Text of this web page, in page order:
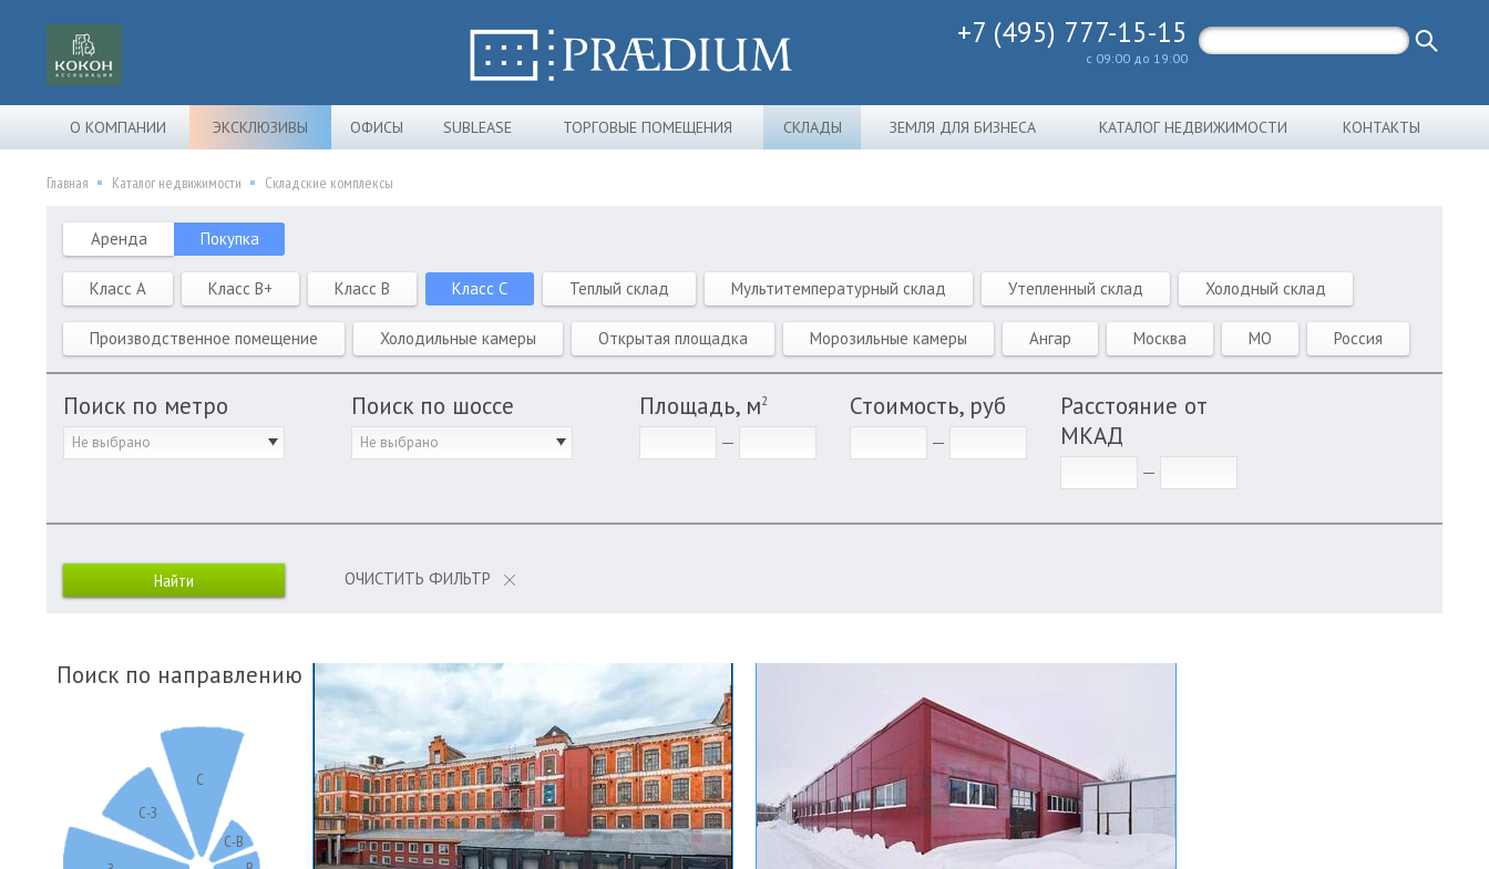
+7 (495) 777-15-15
с 09:00 до 19:00
О КОМПАНИИ ЭКСКЛЮЗИВЫ ОФИСЫ SUBLEASE ТОРГОВЫЕ ПОМЕЩЕНИЯ СКЛАДЫ ЗЕМЛЯ ДЛЯ БИЗНЕСА КАТАЛОГ НЕДВИЖИМОСТИ КОНТАКТЫ
Главная Каталог недвижимости Складские комплексы
Аренда Покупка
Класс A Класс B+ Класс B Класс C Теплый склад Мультитемпературный склад Утепленный склад Холодный склад
Производственное помещение Холодильные камеры Открытая площадка Морозильные камеры Ангар Москва МО Россия
Поиск по метро
Не выбрано
Поиск по шоссе
Не выбрано
Площадь, м2 Стоимость, руб
Расстояние от
МКАД
ОЧИСТИТЬ ФИЛЬТР
Поиск по направлению
С
С-В
С-З